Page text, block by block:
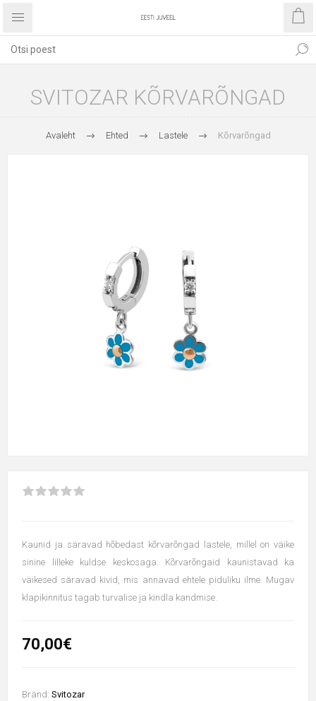
SVITOZAR KÕRVARÕNGAD
Avaleht Ehted Lastele Kõrvarõngad
Kaunid ja säravad hõbedast kõrvarõngad lastele, millel on väike
sinine lilleke kuldse keskosaga. Kõrvarõngaid kaunistavad ka
väikesed säravad kivid, mis annavad ehtele piduliku ilme. Mugav
klapikinnitus tagab turvalise ja kindla kandmise.
70,00€
Bränd: Svitozar